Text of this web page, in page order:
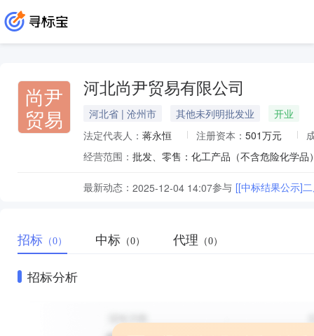
尚尹
贸易
河北尚尹贸易有限公司
河北省 | 沧州市 其他未列明批发业
开业
法定代表人： 蒋永恒 注册资本： 501万元
经营范围：
最新动态： 2025-12-04 14:07参与 [[中标结果公示]
招标 （0） 中标 （0） 代理 （0）
招标分析